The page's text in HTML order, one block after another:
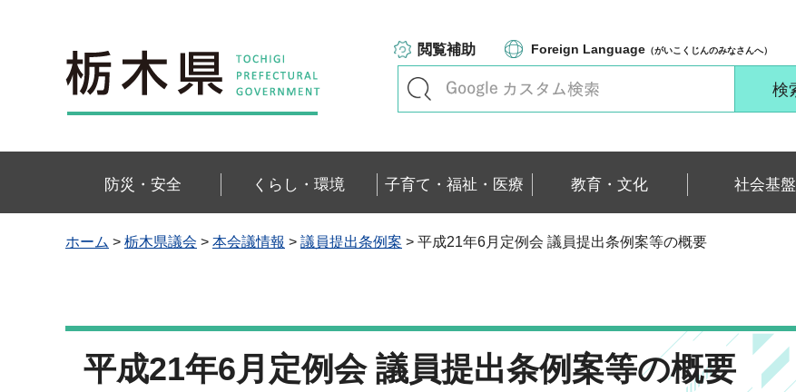
栃木県
閲覧補助 Foreign Language （がいこくじんのみなさんへ）
防災・安全 くらし・環境 子育て・福祉・医療 教育・文化 社会基盤
ホーム > 栃木県議会 > 本会議情報 > 議員提出条例案 > 平成21年6月定例会 議員提出条例案等の概要
平成21年6月定例会 議員提出条例案等の概要